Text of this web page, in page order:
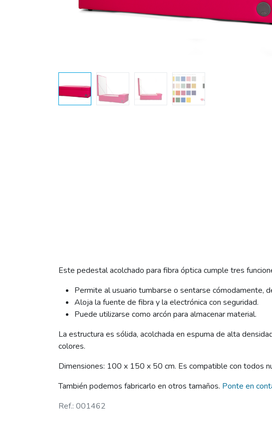
Este pedestal acolchado para fibra óptica cumple tres
Permite al usuario tumbarse o sentarse cómodamente,
Aloja la fuente de fibra y la electrónica con seguridad.
Puede utilizarse como arcón para almacenar material.
La estructura es sólida, acolchada en espuma de alta
colores.
Dimensiones: 100 x 150 x 50 cm. Es compatible con todos
También podemos fabricarlo en otros tamaños. Ponte en
Ref.: 001462